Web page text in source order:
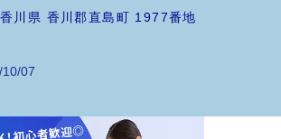
川県 香川郡直島町 1977番地
07